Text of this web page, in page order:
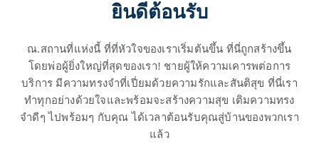
ยินดีต้อนรับ
ณ.สถานที่แห่งนี้ ที่ที่หัวใจของเราเริ่มต้นขึ้น ที่นี่ถูกสร้างขึ้น
โดยพ่อผู้ยิ่งใหญ่ที่สุดของเรา! ชายผู้ให้ความเคารพต่อการ
บริการ มีความทรงจำที่เปี่ยมด้วยความรักและสันติสุข ที่นี่เรา
ทำทุกอย่างด้วยใจและพร้อมจะสร้างความสุข เติมความทรง
จำดีๆ ไปพร้อมๆ กับคุณ ได้เวลาต้อนรับคุณสู่บ้านของพวกเรา
แล้ว